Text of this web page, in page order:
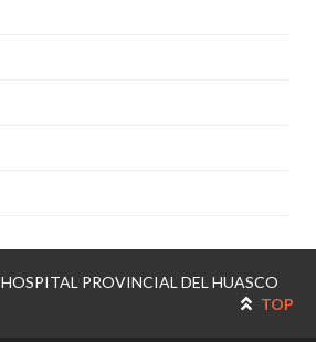
HOSPITAL PROVINCIAL DEL HUASCO
TOP